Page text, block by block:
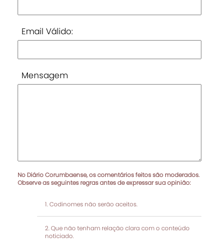
Email Válido:
Mensagem
No Diário Corumbaense, os comentários feitos são moderados.
Observe as seguintes regras antes de expressar sua opinião:
Codinomes não serão aceitos.
Que não tenham relação clara com o conteúdo
noticiado.